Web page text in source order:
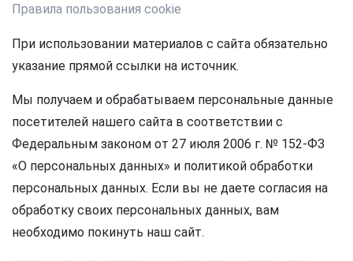
Правила пользования cookie
При использовании материалов с сайта обязательно
указание прямой ссылки на источник.
Мы получаем и обрабатываем персональные данные
посетителей нашего сайта в соответствии с
Федеральным законом от 27 июля 2006 г. № 152-ФЗ
«О персональных данных» и политикой обработки
персональных данных. Если вы не даете согласия на
обработку своих персональных данных, вам
необходимо покинуть наш сайт.